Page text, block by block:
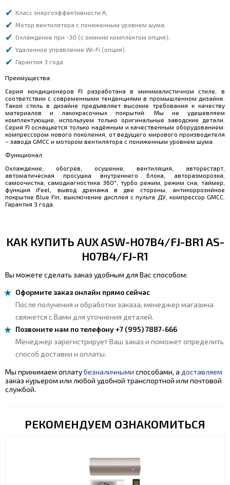
Класс энергоэффективности A;
Мотор вентилятора с пониженным уровнем шума;
Охлаждение при -30 (с зимним комплектом опция);
Удаленное управление Wi-Fi (опция).
Гарантия 3 года
Преимущества:
Серия кондиционеров FJ разработана в минималистичном стиле, в
соответствии с современными тенденциями в промышленном дизайне.
Такой стиль в дизайне предъявляет высокие требования к качеству
материалов и лакокрасочных покрытий. Мы не удешевляем
комплектующие, используем только оригинальные заводские детали.
Серия FJ оснащается только надёжным и качественным оборудованием:
компрессором нового поколения, от ведущего мирового производителя
– завода GMCC и мотором вентилятора с пониженным уровнем шума.
Функционал:
Охлаждение, обогрев, осушение, вентиляция, авторестарт,
автоматическая просушка внутреннего блока, авторазморозка,
самоочистка, самодиагностика 360°, турбо режим, режим сна, таймер,
функция iFeel, вывод дренажа в две стороны, антикоррозийное
покрытие Blue Fin, выключение дисплея с пульта ДУ, компрессор GMCC.
Гарантия 3 года.
КАК КУПИТЬ AUX ASW-H07B4/FJ-BR1 AS-
H07B4/FJ-R1
Вы можете сделать заказ удобным для Вас способом:
Оформите заказ онлайн прямо сейчас
После получения и обработки заказа, менеджер магазина
свяжется с Вами для уточнения деталей.
Позвоните нам по телефону +7 (995) 7887-666
Менеджер зарегистрирует Ваш заказ и поможет определить
способ доставки и оплаты.
Мы принимаем оплатубезналичными способами, а доставляем
заказ курьером или любой удобной транспортной или почтовой
службой.
РЕКОМЕНДУЕМ ОЗНАКОМИТЬСЯ